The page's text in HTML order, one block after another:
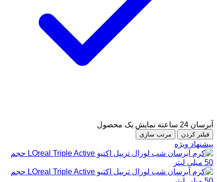
آبرسان 24 ساعته نمایش یک محصول
فیلتر کردن مرتب سازی
پیشنهاد ویژه